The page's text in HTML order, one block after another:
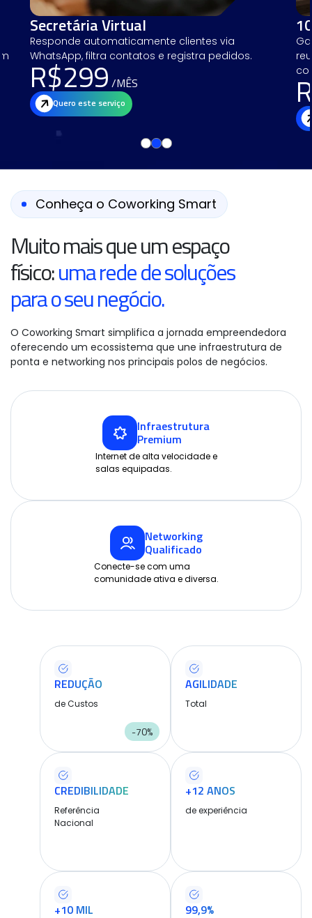
Secretária Virtual
Responde automaticamente clientes via
WhatsApp, filtra contatos e registra pedidos.
R$299 /MÊS
Quero este serviço
Conheça o Coworking Smart
Muito mais que um espaço
físico:uma rede de soluções
para o seu negócio.
O Coworking Smart simplifica a jornada empreendedora
oferecendo um ecossistema que une infraestrutura de
ponta e networking nos principais polos de negócios.
Infraestrutura
Premium
Internet de alta velocidade e
salas equipadas.
Networking
Qualificado
Conecte-se com uma
comunidade ativa e diversa.
REDUÇÃO
de Custos
-70%
AGILIDADE
Total
CREDIBILIDADE
Referência
Nacional
+12 ANOS
de experiência
+10 MIL 99,9%